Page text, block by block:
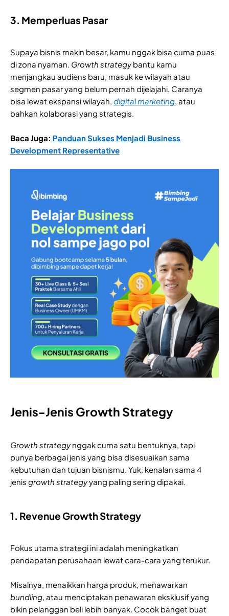
3. Memperluas Pasar
Supaya bisnis makin besar, kamu nggak bisa cuma puas
di zona nyaman. Growth strategybantu kamu
menjangkau audiens baru, masuk ke wilayah atau
segmen pasar yang belum pernah dijelajahi. Caranya
bisa lewat ekspansi wilayah, digital marketing, atau
bahkan kolaborasi yang strategis.
Baca Juga: Panduan Sukses Menjadi Business
Development Representative
Jenis-Jenis Growth Strategy
Growth strategynggak cuma satu bentuknya, tapi
punya berbagai jenis yang bisa disesuaikan sama
kebutuhan dan tujuan bisnismu. Yuk, kenalan sama 4
jenis growth strategyyang paling sering dipakai.
1. Revenue Growth Strategy
Fokus utama strategi ini adalah meningkatkan
pendapatan perusahaan lewat cara-cara yang terukur.
Misalnya, menaikkan harga produk, menawarkan
bundling, atau menciptakan penawaran eksklusif yang
bikin pelanggan beli lebih banyak. Cocok banget buat